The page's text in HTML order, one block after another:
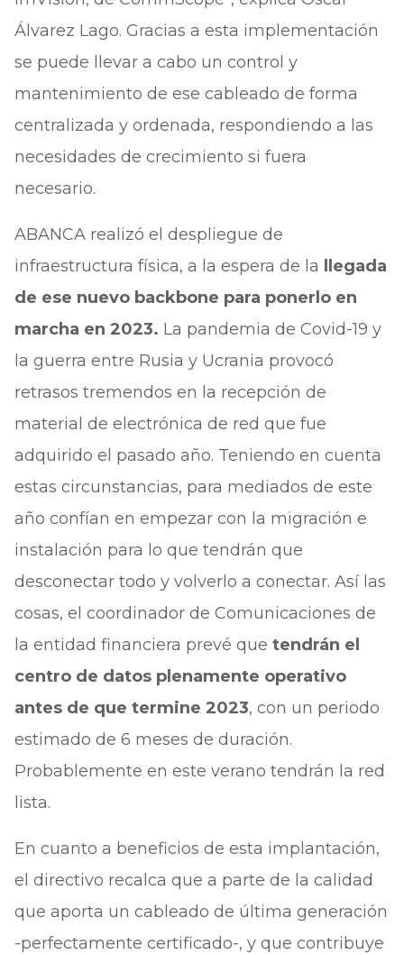
Álvarez Lago. Gracias a esta implementación
se puede llevar a cabo un control y
mantenimiento de ese cableado de forma
centralizada y ordenada, respondiendo a las
necesidades de crecimiento si fuera
necesario.
ABANCA realizó el despliegue de
infraestructura física, a la espera de la
llegada
de ese nuevo backbone para ponerlo en
marcha en 2023. La pandemia de Covid-19 y
la guerra entre Rusia y Ucrania provocó
retrasos tremendos en la recepción de
material de electrónica de red que fue
adquirido el pasado año. Teniendo en cuenta
estas circunstancias, para mediados de este
año confían en empezar con la migración e
instalación para lo que tendrán que
desconectar todo y volverlo a conectar. Así las
cosas, el coordinador de Comunicaciones de
la entidad financiera prevé que tendrán el
centro de datos plenamente operativo
antes de que termine 2023, con un periodo
estimado de 6 meses de duración.
Probablemente en este verano tendrán la red
lista.
En cuanto a beneficios de esta implantación,
el directivo recalca que a parte de la calidad
que aporta un cableado de última generación
-perfectamente certificado-, y que contribuye